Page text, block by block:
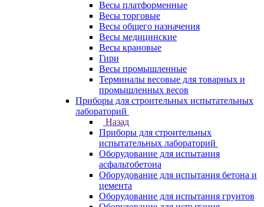
Весы платформенные
Весы торговые
Весы общего назначения
Весы медицинские
Весы крановые
Гири
Весы промышленные
Терминалы весовые для товарных и
промышленных весов
Приборы для строительных испытательных
лабораторий
Назад
Приборы для строительных
испытательных лабораторий
Оборудование для испытания
асфальтобетона
Оборудование для испытания бетона и
цемента
Оборудование для испытания грунтов